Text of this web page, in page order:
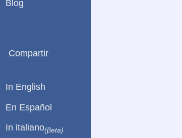
Blog
Compartir
In English
En Español
In italiano(βeta)